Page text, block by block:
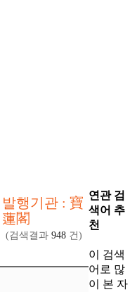
발행기관 : 寶
蓮閣
(검색결과 948 건)
연관 검
색어 추
천
이 검색
어로 많
이 본 자